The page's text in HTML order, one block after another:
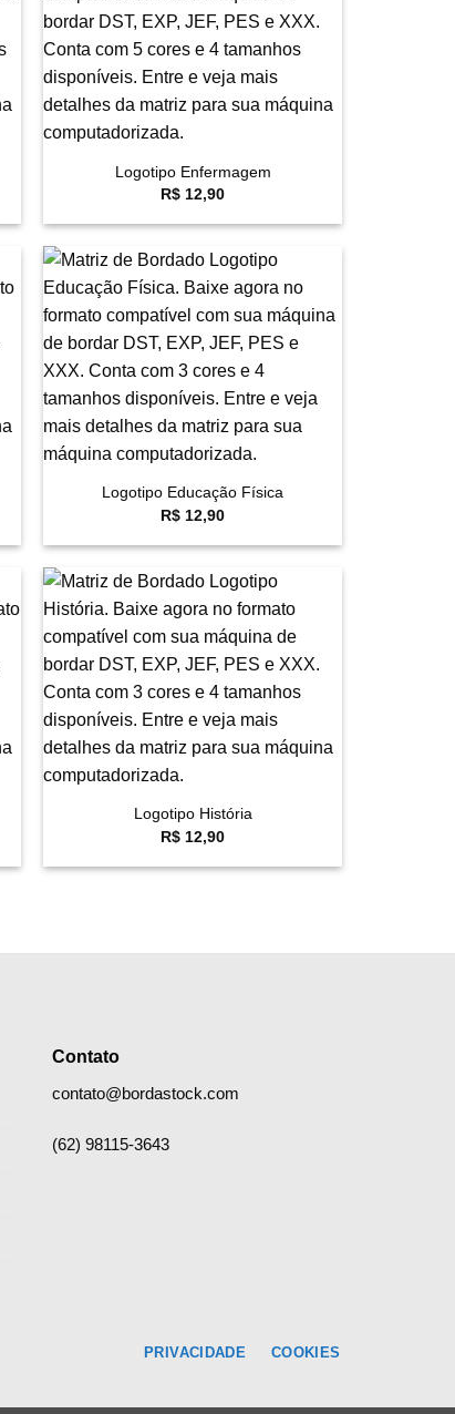
Logotipo Enfermagem
R$ 12,90
Favoritar
Logotipo Educação Física
R$ 12,90
Favoritar
Logotipo História
R$ 12,90
Contato
contato@bordastock.com
(62) 98115-3643
PRIVACIDADE COOKIES